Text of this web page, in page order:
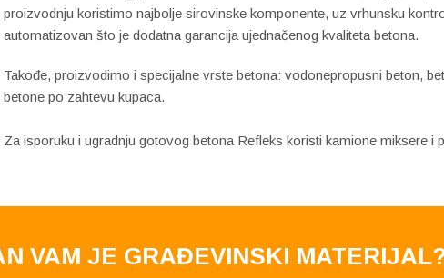
proizvodnju koristimo najbolje sirovinske komponente, uz vrhunsku
automatizovan što je dodatna garancija ujednačenog kvaliteta betona.
Takođe, proizvodimo i specijalne vrste betona: vodonepropusni beton,
betone po zahtevu kupaca.
Za isporuku i ugradnju gotovog betona Refleks koristi kamione miksere i
VAM JE GRAĐEVINSKI